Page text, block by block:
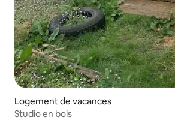
Logement de vacances
Studio en bois